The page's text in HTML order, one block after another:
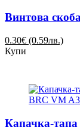
Винтова
0.30€ (0.59лв.)
Купи
Капачка-тапа